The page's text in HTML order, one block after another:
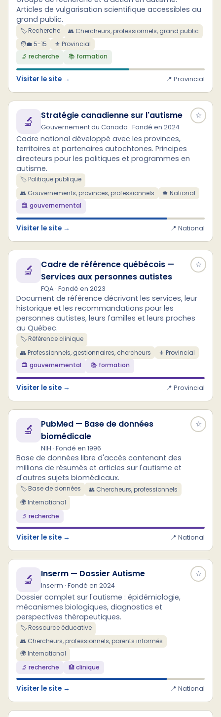
Articles de vulgarisation scientifique accessibles au
grand public.
🏷️ Recherche
👥 Chercheurs, professionnels, grand public
🧑‍💼 5-15
⚜ Provincial
🔬 recherche
📚 formation
Visiter le site → 📍 Provincial
☆
🔬 Stratégie canadienne sur l'autisme
Gouvernement du Canada · Fondé en 2024
Cadre national développé avec les provinces,
territoires et partenaires autochtones. Principes
directeurs pour les politiques et programmes en
autisme.
🏷️ Politique publique
👥 Gouvernements, provinces, professionnels
🍁 National
🏛️ gouvernemental
Visiter le site → 📍 National
☆
🔬
Cadre de référence québécois —
Services aux personnes autistes
FQA · Fondé en 2023
Document de référence décrivant les services, leur
historique et les recommandations pour les
personnes autistes, leurs familles et leurs proches
au Québec.
🏷️ Référence clinique
👥 Professionnels, gestionnaires, chercheurs
⚜ Provincial
🏛️ gouvernemental
📚 formation
Visiter le site → 📍 Provincial
☆
🔬
PubMed — Base de données
biomédicale
NIH · Fondé en 1996
Base de données libre d'accès contenant des
millions de résumés et articles sur l'autisme et
d'autres sujets biomédicaux.
🏷️ Base de données
👥 Chercheurs, professionnels
🌍 International
🔬 recherche
Visiter le site → 📍 National
☆
🔬 Inserm — Dossier Autisme
Inserm · Fondé en 2024
Dossier complet sur l'autisme : épidémiologie,
mécanismes biologiques, diagnostics et
perspectives thérapeutiques.
🏷️ Ressource éducative
👥 Chercheurs, professionnels, parents informés
🌍 International
🔬 recherche
🏥 clinique
Visiter le site → 📍 National